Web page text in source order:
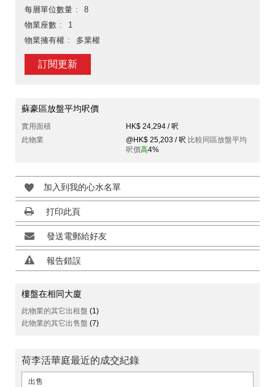
每層單位數量
8
物業座數
1
物業擁有權
多業權
訂閱更新
蘇豪區放盤平均呎價
實用面積
HK$ 24,294 / 呎
此物業
@HK$ 25,203 / 呎 比較同區放盤平均
呎價高4%
加入到我的心水名單
打印此頁
發送電郵給好友
報告錯誤
樓盤在相同大廈
此物業的其它出租盤 (1)
此物業的其它出售盤 (7)
荷李活華庭最近的成交紀錄
出售